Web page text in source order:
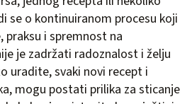
se o kontinuiranom procesu koji
praksu i spremnost na
je zadržati radoznalost i želju
uradite, svaki novi recept i
mogu postati prilika za sticanje